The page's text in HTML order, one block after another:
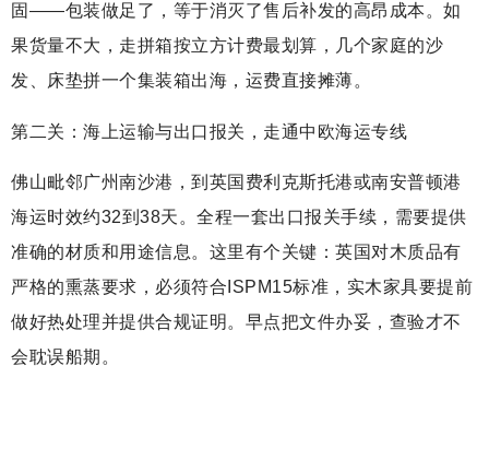
固——包装做足了，等于消灭了售后补发的高昂成本。如
果货量不大，走拼箱按立方计费最划算，几个家庭的沙
发、床垫拼一个集装箱出海，运费直接摊薄。
第二关：海上运输与出口报关，走通中欧海运专线
佛山毗邻广州南沙港，到英国费利克斯托港或南安普顿港
海运时效约32到38天。全程一套出口报关手续，需要提供
准确的材质和用途信息。这里有个关键：英国对木质品有
严格的熏蒸要求，必须符合ISPM15标准，实木家具要提前
做好热处理并提供合规证明。早点把文件办妥，查验才不
会耽误船期。